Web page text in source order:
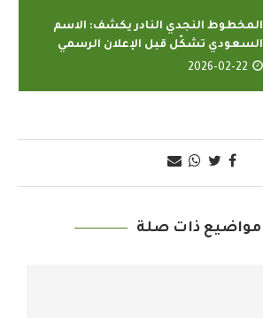
المخطوط النجدي النادر يكشف: الاسم
السعودي تشكّل قبل الإعلان الرسمي
2026-02-22
مواضيع ذات صلة